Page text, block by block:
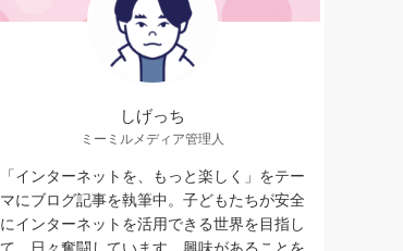
しげっち
ミーミルメディア管理人
「インターネットを、もっと楽しく」をテー
マにブログ記事を執筆中。子どもたちが安全
にインターネットを活用できる世界を目指し
て、日々奮闘しています。興味があることを